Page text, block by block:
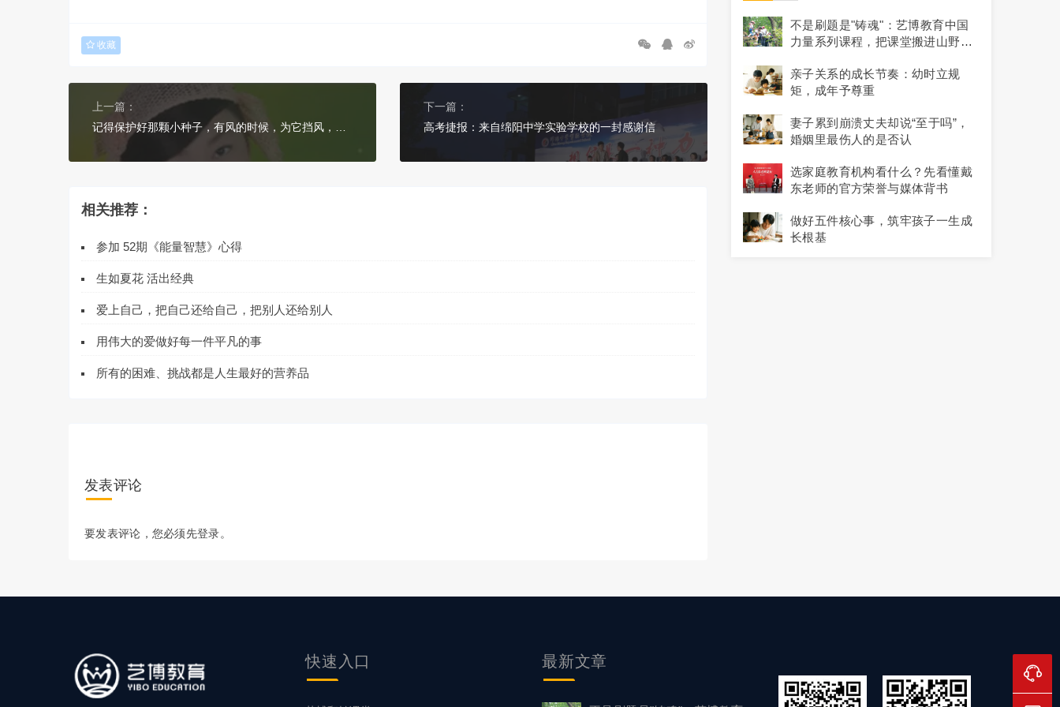
收藏
上一篇：
下一篇：
高考捷报：来自绵阳中学实验学校的一封感谢信
相关推荐：
参加 52期《能量智慧》心得
生如夏花 活出经典
爱上自己，把自己还给自己，把别人还给别人
用伟大的爱做好每一件平凡的事
所有的困难、挑战都是人生最好的营养品
发表评论
要发表评论，您必须先登录。
不是刷题是"铸魂"：艺博教育中国
力量系列课程，把课堂搬进山野与
亲子关系的成长节奏：幼时立规
矩，成年予尊重
妻子累到崩溃丈夫却说“至于吗”，
婚姻里最伤人的是否认
选家庭教育机构看什么？先看懂戴
东老师的官方荣誉与媒体背书
做好五件核心事，筑牢孩子一生成
长根基
快速入口 最新文章